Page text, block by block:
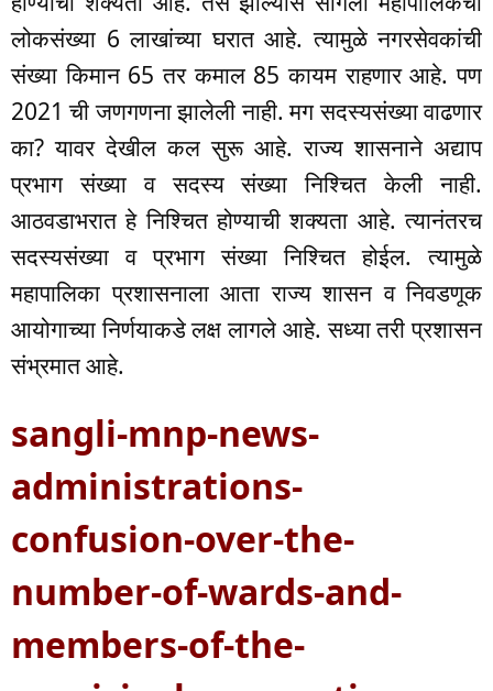
लोकसंख्या 6 लाखांच्या घरात आहे. त्यामुळे नगरसेवकांची
संख्या किमान 65 तर कमाल 85 कायम राहणार आहे. पण
2021 ची जणगणना झालेली नाही. मग सदस्यसंख्या वाढणार
का? यावर देखील कल सुरू आहे. राज्य शासनाने अद्याप
प्रभाग संख्या व सदस्य संख्या निश्चित केली नाही.
आठवडाभरात हे निश्चित होण्याची शक्यता आहे. त्यानंतरच
सदस्यसंख्या व प्रभाग संख्या निश्चित होईल. त्यामुळे
महापालिका प्रशासनाला आता राज्य शासन व निवडणूक
आयोगाच्या निर्णयाकडे लक्ष लागले आहे. सध्या तरी प्रशासन
संभ्रमात आहे.
sangli-mnp-news-
administrations-
confusion-over-the-
number-of-wards-and-
members-of-the-